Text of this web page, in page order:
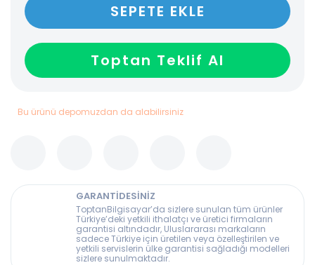
SEPETE EKLE
Toptan Teklif Al
Bu ürünü depomuzdan da alabilirsiniz
GARANTİDESİNİZ
ToptanBilgisayar’da sizlere sunulan tüm ürünler
Türkiye’deki yetkili ithalatçı ve üretici firmaların
garantisi altındadır, Uluslararası markaların
sadece Türkiye için üretilen veya özelleştirilen ve
yetkili servislerin ülke garantisi sağladığı modelleri
sizlere sunulmaktadır.